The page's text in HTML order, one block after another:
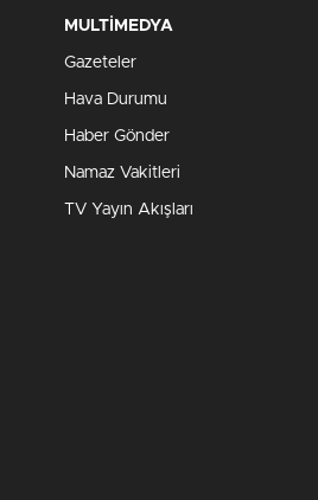
MULTİMEDYA
Gazeteler
Hava Durumu
Haber Gönder
Namaz Vakitleri
TV Yayın Akışları